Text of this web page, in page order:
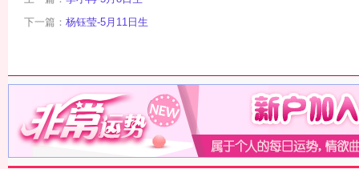
下一篇： 杨钰莹-5月11日生